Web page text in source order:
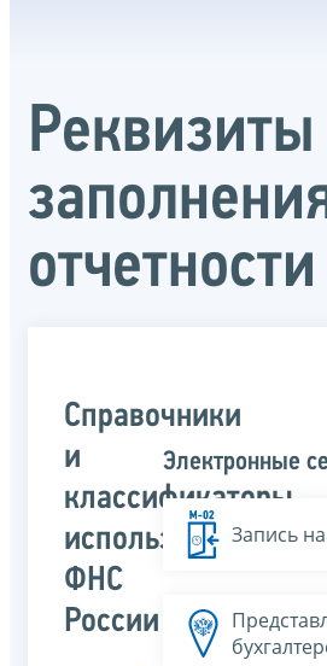
отчетности
Справочники
и
классификаторы,
используемые
ФНС
России
Электронные
Запись